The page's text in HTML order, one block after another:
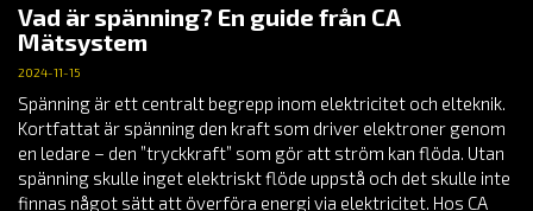
Vad är spänning? En guide från CA
Mätsystem
2024-11-15
Spänning är ett centralt begrepp inom elektricitet och elteknik.
Kortfattat är spänning den kraft som driver elektroner genom
en ledare – den ”tryckkraft” som gör att ström kan flöda. Utan
spänning skulle inget elektriskt flöde uppstå och det skulle inte
finnas något sätt att överföra energi via elektricitet. Hos CA